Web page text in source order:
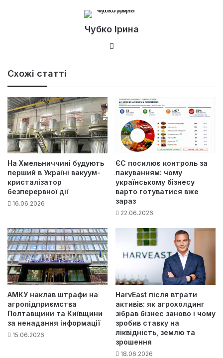
Чубко Ірина
Схожі статті
На Хмельниччині будують
перший в Україні вакуум-
кристалізатор
безперервної дії
16.06.2026
ЄС посилює контроль за
пакуванням: чому
українському бізнесу
варто готуватися вже
зараз
22.06.2026
АМКУ наклав штрафи на
агропідприємства
Полтавщини та Київщини
за ненадання інформації
15.06.2026
HarvEast після втрати
активів: як агрохолдинг
зібрав бізнес заново і чому
зробив ставку на
ліквідність, землю та
зрошення
18.06.2026